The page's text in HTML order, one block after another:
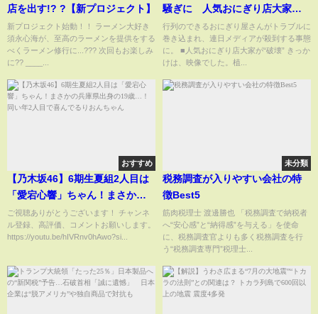
店を出す!? ?【新プロジェクト】
新プロジェクト始動！！ ラーメン大好き
須永心海が、至高のラーメンを提供をする
べくラーメン修行に...??‍? 次回もお楽しみ
に?? ____...
騒ぎに 人気おにぎり店大家
が“破壊” 台湾・高雄 #shorts
行列のできるおにぎり屋さんがトラブルに
巻き込まれ、連日メディアが殺到する事態
に。 ■人気おにぎり店大家が“破壊” きっか
けは、映像でした。植...
おすすめ
【乃木坂46】6期生夏組2人目は
「愛宕心響」ちゃん！まさかの
兵庫県出身の19歳…！同い年2人
目で喜んでるりおんちゃん
ご視聴ありがとうございます！ チャンネ
ル登録、高評価、コメントお願いします。
https://youtu.be/hIVRnv0hAwo?si...
未分類
税務調査が入りやすい会社の特
徴Best5
筋肉税理士 渡邊勝也 「税務調査で納税者
へ“安心感”と“納得感”を与える」を使命
に、税務調査官よりも多く税務調査を行
う“税務調査専門”税理士...